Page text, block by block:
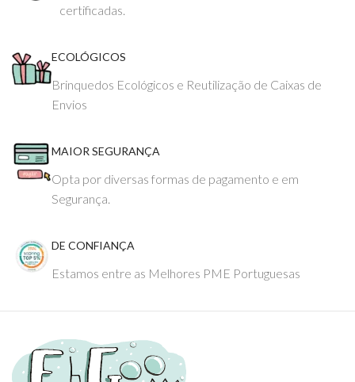
certificadas.
ECOLÓGICOS
Brinquedos Ecológicos e Reutilização de Caixas de
Envios
MAIOR SEGURANÇA
Opta por diversas formas de pagamento e em
Segurança.
DE CONFIANÇA
Estamos entre as Melhores PME Portuguesas